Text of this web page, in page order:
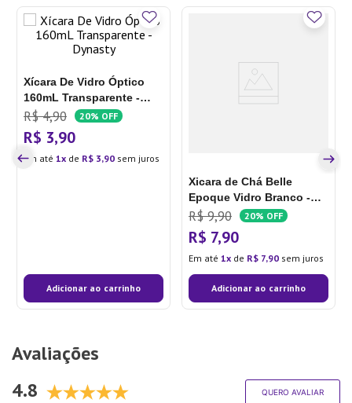
Xícara De Vidro Óptico
160mL Transparente -
Dynasty
R$ 4,90 20% OFF
R$ 3,90
Em até 1 de R$ 3,90 sem juros
Adicionar ao carrinho
Xicara de Chá Belle
Epoque Vidro Branco -
Lyor
R$ 9,90 20% OFF
R$ 7,90
Em até 1 de R$ 7,90 sem juros
Adicionar ao carrinho
Avaliações
4.8
QUERO AVALIAR